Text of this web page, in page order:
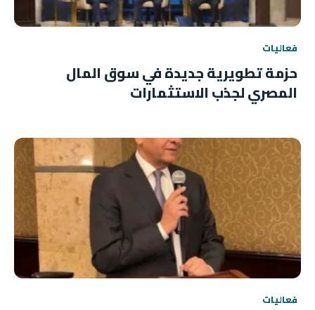
فعاليات
حزمة تطويرية جديدة في سوق المال
المصري لجذب الاستثمارات
فعاليات